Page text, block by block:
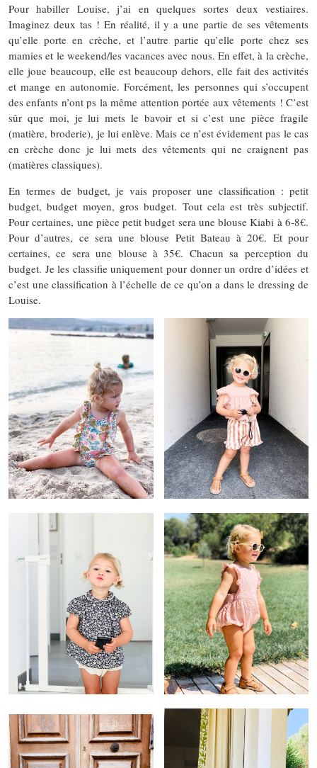
Pour habiller Louise, j’ai en quelques sortes deux vestiaires.
Imaginez deux tas ! En réalité, il y a une partie de ses vêtements
qu’elle porte en crèche, et l’autre partie qu’elle porte chez ses
mamies et le weekend/les vacances avec nous. En effet, à la crèche,
elle joue beaucoup, elle est beaucoup dehors, elle fait des activités
et mange en autonomie. Forcément, les personnes qui s’occupent
des enfants n’ont ps la même attention portée aux vêtements ! C’est
sûr que moi, je lui mets le bavoir et si c’est une pièce fragile
(matière, broderie), je lui enlève. Mais ce n’est évidement pas le cas
en crèche donc je lui mets des vêtements qui ne craignent pas
(matières classiques).
En termes de budget, je vais proposer une classification : petit
budget, budget moyen, gros budget. Tout cela est très subjectif.
Pour certaines, une pièce petit budget sera une blouse Kiabi à 6-8€.
Pour d’autres, ce sera une blouse Petit Bateau à 20€. Et pour
certaines, ce sera une blouse à 35€. Chacun sa perception du
budget. Je les classifie uniquement pour donner un ordre d’idées et
c’est une classification à l’échelle de ce qu’on a dans le dressing de
Louise.